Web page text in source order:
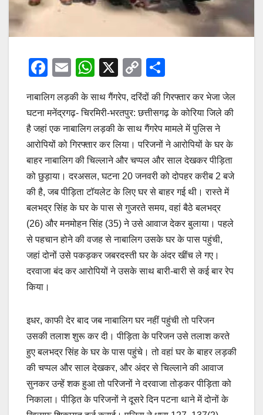
F
c
e
b
o
o
k
E
m
ail
W
at
s
A
p
p
X
C
o
p
y
Li
n
k
h
ar
e
नाबालिग लड़की के साथ गैंगरेप, दरिंदों की गिरफ्तार कर भेजा जेल
घटना मनेंद्रगढ़- चिरमिरी-भरतपुर: छत्तीसगढ़ के कोरिया जिले की
है जहां एक नाबालिग लड़की के साथ गैंगरेप मामले में पुलिस ने
आरोपियों को गिरफ्तार कर लिया। परिजनों ने आरोपियों के घर के
बाहर नाबालिग की चिल्लाने और चप्पल और साल देखकर पीड़िता
को छुड़ाया। दरअसल, घटना 20 जनवरी को दोपहर करीब 2 बजे
की है, जब पीड़िता टॉयलेट के लिए घर से बाहर गई थी। रास्ते में
बलभद्र सिंह के घर के पास से गुजरते समय, वहां बैठे बलभद्र
(26) और मनमोहन सिंह (35) ने उसे आवाज देकर बुलाया। पहले
से पहचान होने की वजह से नाबालिग उसके घर के पास पहुंची,
जहां दोनों उसे पकड़कर जबरदस्ती घर के अंदर खींच ले गए।
दरवाजा बंद कर आरोपियों ने उसके साथ बारी-बारी से कई बार रेप
किया।
इधर, काफी देर बाद जब नाबालिग घर नहीं पहुंची तो परिजन
उसकी तलाश शुरू कर दी। पीड़िता के परिजन उसे तलाश करते
हुए बलभद्र सिंह के घर के पास पहुंचे। तो वहां घर के बाहर लड़की
की चप्पल और साल देखकर, और अंदर से चिल्लाने की आवाज
सुनकर उन्हें शक हुआ तो परिजनों ने दरवाजा तोड़कर पीड़िता को
निकाला। पीड़ित के परिजनों ने दूसरे दिन पटना थाने में दोनों के